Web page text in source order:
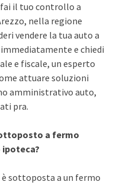
fai il tuo controllo a
nella regione
vendere la tua auto a
e chiedi
e fiscale, un esperto
attuare soluzioni
amministrativo auto,
pra.
a fermo
è sottoposta a un fermo